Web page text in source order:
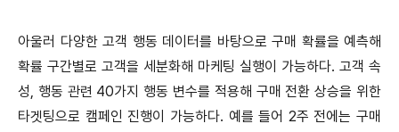
아울러 다양한 고객 행동 데이터를 바탕으로 구매 확률을 예측해
확률 구간별로 고객을 세분화해 마케팅 실행이 가능하다. 고객 속
성, 행동 관련 40가지 행동 변수를 적용해 구매 전환 상승을 위한
타겟팅으로 캠페인 진행이 가능하다. 예를 들어 2주 전에는 구매